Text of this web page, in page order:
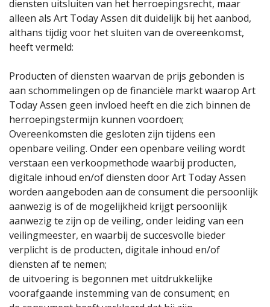
diensten uitsluiten van het herroepingsrecht, maar
alleen als Art Today Assen dit duidelijk bij het aanbod,
althans tijdig voor het sluiten van de overeenkomst,
heeft vermeld:
Producten of diensten waarvan de prijs gebonden is
aan schommelingen op de financiële markt waarop Art
Today Assen geen invloed heeft en die zich binnen de
herroepingstermijn kunnen voordoen;
Overeenkomsten die gesloten zijn tijdens een
openbare veiling. Onder een openbare veiling wordt
verstaan een verkoopmethode waarbij producten,
digitale inhoud en/of diensten door Art Today Assen
worden aangeboden aan de consument die persoonlijk
aanwezig is of de mogelijkheid krijgt persoonlijk
aanwezig te zijn op de veiling, onder leiding van een
veilingmeester, en waarbij de succesvolle bieder
verplicht is de producten, digitale inhoud en/of
diensten af te nemen;
de uitvoering is begonnen met uitdrukkelijke
voorafgaande instemming van de consument; en